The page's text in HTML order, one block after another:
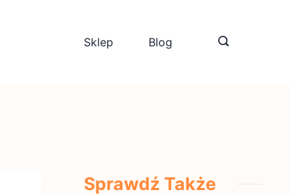
Sklep Blog
Sprawdź Także